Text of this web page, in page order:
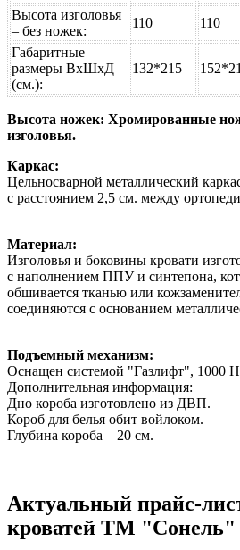
Высота изголовья
– без ножек:
110 110
Габаритные
размеры ВхШхД
(см.):
132*215
Высота ножек: Хромированные
изголовья.
Каркас:
Цельносварной металлический
с расстоянием 2,5 см. между
Материал:
Изголовья и боковины кровати
с наполнением ППУ и синтепона,
обшивается тканью или
соединяются с основанием
Подъемный механизм:
Оснащен системой "Газлифт", 1000
Дополнительная информация:
Дно короба изготовлено из ДВП.
Короб для белья обит войлоком.
Глубина короба – 20 см.
Актуальный прайс-
кроватей ТМ "Сонель"